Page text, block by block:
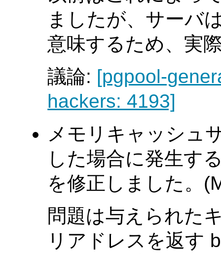
ましたが、サーバ
意味するため、実
議論: [pgpool-
hackers: 4193]
メモリキャッシュ
した場合に発生す
を修正しました。
問題は与えられた
リアドレスを返す